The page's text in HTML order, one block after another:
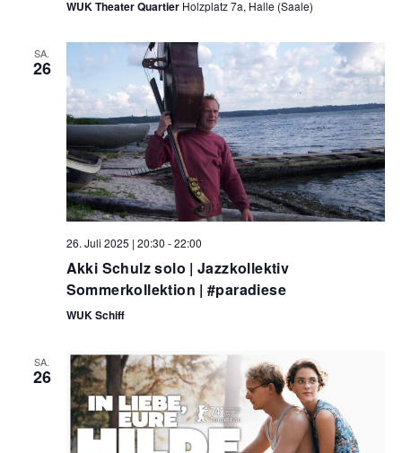
WUK Theater Quartier Holzplatz 7a, Halle (Saale)
SA.
26
26. Juli 2025 | 20:30 -22:00
Akki Schulz solo | Jazzkollektiv
Sommerkollektion | #paradiese
WUK Schiff
SA.
26